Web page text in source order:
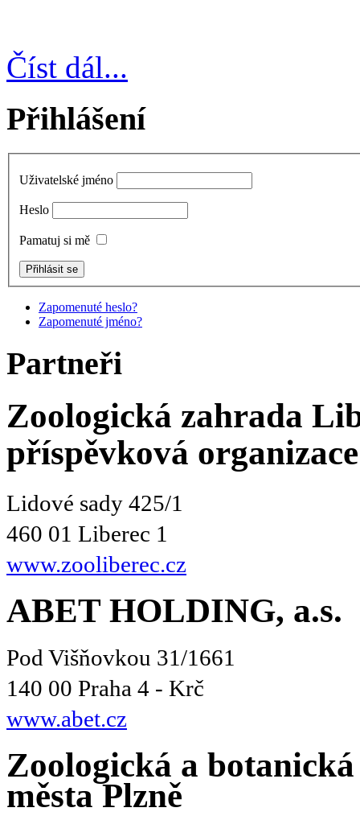
Číst dál...
Přihlášení
Uživatelské jméno
Heslo
Pamatuj si mě
Zapomenuté heslo?
Zapomenuté jméno?
Partneři
Zoologická zahrada
příspěvková organizace
Lidové sady 425/1
460 01 Liberec 1
www.zooliberec.cz
ABET HOLDING, a.s.
Pod Višňovkou 31/1661
140 00 Praha 4 - Krč
www.abet.cz
Zoologická a
města Plzně